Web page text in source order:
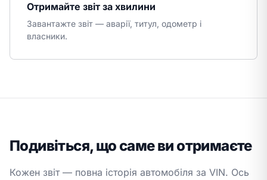
Отримайте звіт за хвилини
Завантажте звіт — аварії, титул, одометр і
власники.
Подивіться, що саме ви отримаєте
Кожен звіт — повна історія автомобіля за VIN. Ось